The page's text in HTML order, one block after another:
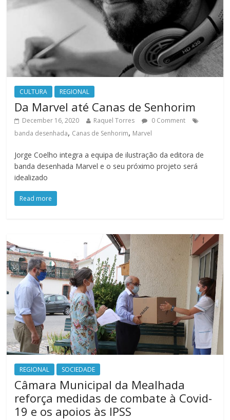
CULTURA REGIONAL
Da Marvel até Canas de Senhorim
December 16, 2020 Raquel Torres
0 Comment
banda desenhada, Canas de Senhorim, Marvel
Jorge Coelho integra a equipa de ilustração da editora de
banda desenhada Marvel e o seu próximo projeto será
idealizado
Read more
REGIONAL SOCIEDADE
Câmara Municipal da Mealhada
reforça medidas de combate à Covid-
19 e os apoios às IPSS